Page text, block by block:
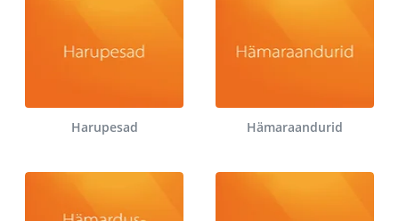
Harupesad Hämaraandurid